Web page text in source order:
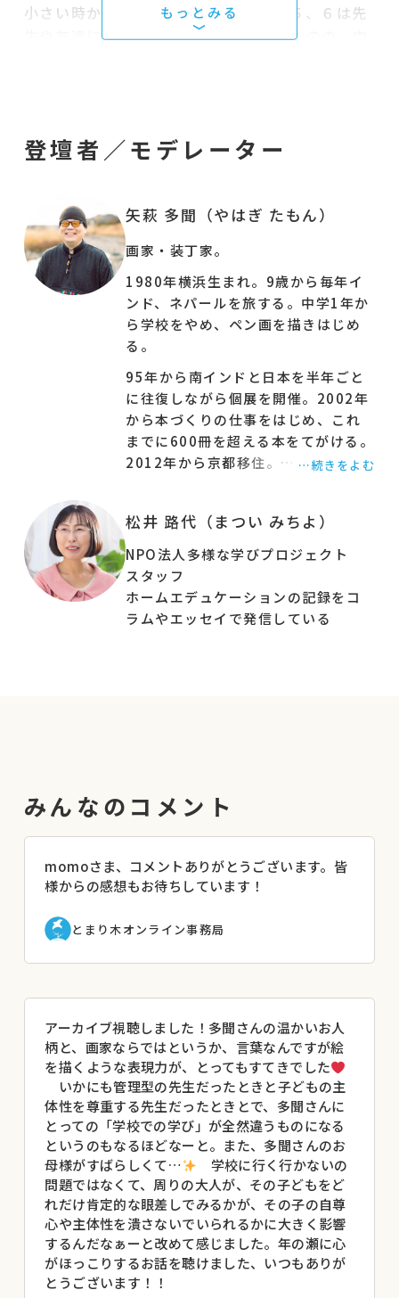
小さい時から学校とそりがあわず、小５、６は先
生や友達に恵まれ学校生活を楽しんだものの、中
ンドで暮らしてみたいと思い立ちました。
自らの足で歩いて地図を作り、言葉や習慣を学ぶ
暮らしは、まるで「町が先生」になったようでし
た。時に病気にもなりながら、好きだった絵を描
き、日本で個展を開いて販売。次第に本づくりの
世界にまきこまれていきます……。
多聞さんが、「たまたま」の力を信じて、「まな
び」と「しごと」に出会ってきたストーリーは、
きっと、一人ひとりが居心地のよい場所や働き方
を見つけるヒントになると思います。
そして今、多聞さん自身も、学校外で育つ子の子
育てを試行錯誤中です。
「まきこみ、まきこまれ、生きていく」。
今、子育て中の方だけでなく、フリースクールや
教育支援センター等ではたらいている方にもご参
加いただければうれしいです。
▼こんな方におすすめです
▼こんなことが得られます
・学ぶ場所、はたらく場所を見つけるヒント
・「はたらく」に対する不安から少し離れるヒン
◆講座開催日：2024年12月14日
※登壇者の肩書は開催当時のものです。
【2024年度赤い羽根福祉基金助成事業】
登壇者／モデレーター
矢萩 多聞（やはぎ たもん）
画家・装丁家。
1980年横浜生まれ。9歳から毎年イ
ンド、ネパールを旅する。中学1年か
ら学校をやめ、ペン画を描きはじめ
る。
95年から南インドと日本を半年ごと
に往復しながら個展を開催。2002年
から本づくりの仕事をはじめ、これ
までに600冊を超える本をてがける。
2012年から京都移住。
（世界思想社）、共著に『本を贈
る』（三輪舎）など。
＊プロフィール写真：吉田亮人
…続きをよむ
松井 路代（まつい みちよ）
NPO法人多様な学びプロジェクト
スタッフ
ホームエデュケーションの記録をコ
ラムやエッセイで発信している
みんなのコメント
momoさま、コメントありがとうございます。皆
様からの感想もお待ちしています！
とまり木オンライン事務局
アーカイブ視聴しました！多聞さんの温かいお人
柄と、画家ならではというか、言葉なんですが絵
を描くような表現力が、とってもすてきでした
いかにも管理型の先生だったときと子どもの主
体性を尊重する先生だったときとで、多聞さんに
とっての「学校での学び」が全然違うものになる
というのもなるほどなーと。また、多聞さんのお
母様がすばらしくて…
学校に行く行かないの
問題ではなくて、周りの大人が、その子どもをど
れだけ肯定的な眼差しでみるかが、その子の自尊
心や主体性を潰さないでいられるかに大きく影響
するんだなぁーと改めて感じました。年の瀬に心
がほっこりするお話を聴けました、いつもありが
とうございます！！